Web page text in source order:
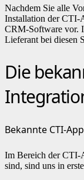
Nachdem Sie alle
Installation der CTI-
CRM-Software vor.
Lieferant bei diesen
Die
Bekannte CTI-
Im Bereich der CTI-
sind, sind uns in